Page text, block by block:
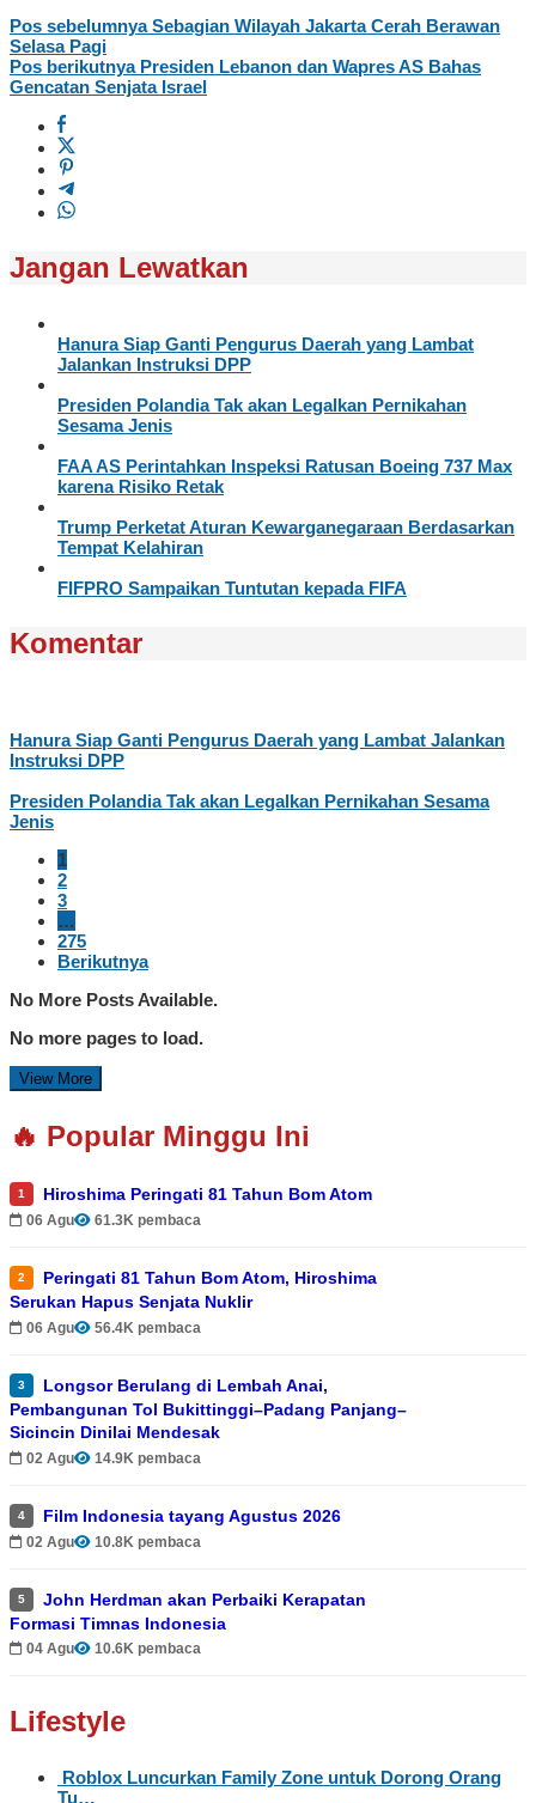
Pos sebelumnyaSebagian Wilayah Jakarta Cerah Berawan
Selasa Pagi
Pos berikutnyaPresiden Lebanon dan Wapres AS Bahas
Gencatan Senjata Israel
Jangan Lewatkan
Hanura Siap Ganti Pengurus Daerah yang Lambat
Jalankan Instruksi DPP
Presiden Polandia Tak akan Legalkan Pernikahan
Sesama Jenis
FAA AS Perintahkan Inspeksi Ratusan Boeing 737 Max
karena Risiko Retak
Trump Perketat Aturan Kewarganegaraan Berdasarkan
Tempat Kelahiran
FIFPRO Sampaikan Tuntutan kepada FIFA
Komentar
Hanura Siap Ganti Pengurus Daerah yang Lambat Jalankan
Instruksi DPP
Presiden Polandia Tak akan Legalkan Pernikahan Sesama
Jenis
1
2
3
…
275
Berikutnya
No More Posts Available.
No more pages to load.
View More
🔥 Popular Minggu Ini
1 Hiroshima Peringati 81 Tahun Bom Atom
06 Agu 61.3K pembaca
2
Peringati 81 Tahun Bom Atom, Hiroshima
Serukan Hapus Senjata Nuklir
06 Agu 56.4K pembaca
3
Longsor Berulang di Lembah Anai,
Pembangunan Tol Bukittinggi–Padang Panjang–
Sicincin Dinilai Mendesak
02 Agu 14.9K pembaca
4 Film Indonesia tayang Agustus 2026
02 Agu 10.8K pembaca
5
John Herdman akan Perbaiki Kerapatan
Formasi Timnas Indonesia
04 Agu 10.6K pembaca
Lifestyle
Roblox Luncurkan Family Zone untuk Dorong Orang
Tu…